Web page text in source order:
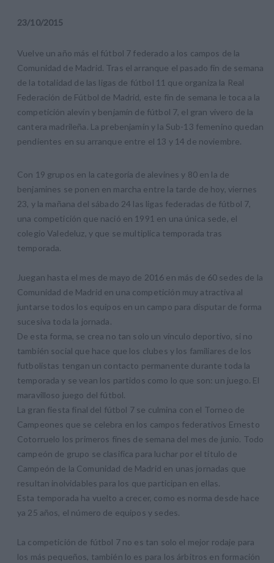
23/10/2015
Vuelve un año más el fútbol 7 federado a los campos de la
Comunidad de Madrid. Tras el arranque el pasado fin de semana
de la totalidad de las ligas de fútbol 11 que organiza la Real
Federación de Fútbol de Madrid, este fin de semana le toca a la
competición alevín y benjamín de fútbol 7, el gran vivero de la
cantera madrileña. La prebenjamín y la Sub-13 femenino quedan
pendientes en su arranque entre el 13 y 14 de noviembre.
Con 19 grupos en la categoría de alevines y 80 en la de
benjamines se ponen en marcha entre la tarde de hoy, viernes
23, y la mañana del sábado 24 las ligas federadas de fútbol 7,
una competición que nació en 1991 en una única sede, el
colegio Valedeluz, y que se multiplica temporada tras
temporada.
Juegan hasta el mes de mayo de 2016 en más de 60 sedes de la
Comunidad de Madrid en una competición muy atractiva al
juntarse todos los equipos en un campo para disputar de forma
sucesiva toda la jornada.
De esta forma, se crea no tan solo un vínculo deportivo, si no
también social que hace que los clubes y los familiares de los
futbolistas tengan un contacto permanente durante toda la
temporada y se vean los partidos como lo que son: un juego. El
maravilloso juego del fútbol.
La gran fiesta final del fútbol 7 se culmina con el Torneo de
Campeones que se celebra en los campos federativos Ernesto
Cotorruelo los primeros fines de semana del mes de junio. Todo
campeón de grupo se clasifica para luchar por el título de
Campeón de la Comunidad de Madrid en unas jornadas que
resultan inolvidables para los que participan en ellas.
Esta temporada ha vuelto a crecer, como es norma desde hace
ya 25 años, el número de equipos y sedes.
La competición de fútbol 7 no es tan solo el mejor rodaje para
los más pequeños, también lo es para los árbitros en formación